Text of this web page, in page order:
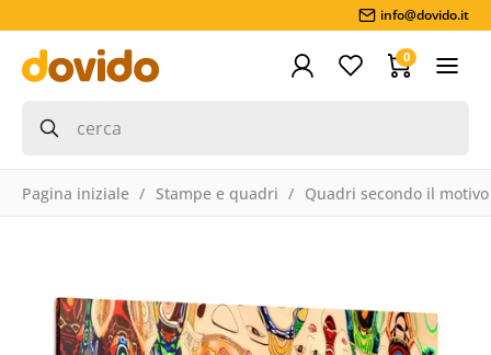
info@dovido.it
0
Pagina iniziale Stampe e quadri Quadri secondo il motivo